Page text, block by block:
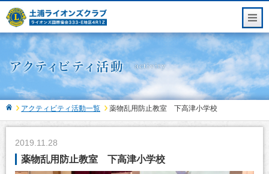
アクティビティ活動一覧 薬物乱用防止教室 下高津小学校
2019.11.28
薬物乱用防止教室 下高津小学校